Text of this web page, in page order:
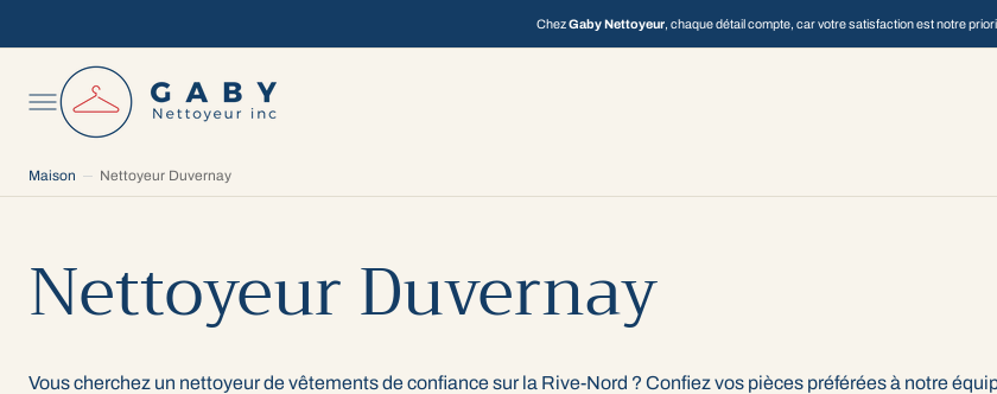
ChezGaby Nettoyeur, chaque détail compte, car votre satisfaction est notre
Maison Nettoyeur Duvernay
Nettoyeur Duvernay
Vous cherchez un nettoyeur de vêtements de confiance sur la Rive-Nord ? Confiez vos pièces préférées à notre